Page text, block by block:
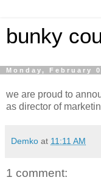
bunky
Monday, February
we are proud to
as director of
Demko at 11:11 AM
1 comment: